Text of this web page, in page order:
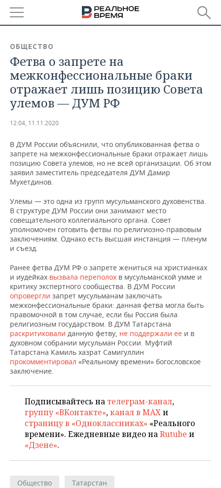
БАШКОРТОСТАН
ТАТАРСТАН
УДМУРТИЯ
НОВОСТИ
АНАЛИТИКА
НОВОСТИ АНАЛИТИКИ
ДЕКЛАРАЦИИ О ДОХОДАХ
КОРОЛИ ГОСЗАКАЗА ПФО
ВУЗЫ ТАТАРСТАНА
ТОРГОВЫЕ ЦЕНТРЫ
ТАТАРСТАНА
ЭКОНОМИКА
НОВОСТИ ЭКОНОМИКИ
ФИНАНСЫ
БАНКИ
ИНВЕСТИЦИИ
ПРОМЫШЛЕННОСТЬ
НОВОСТИ
ПРОМЫШЛЕННОСТИ
АГРОПРОМ
МАШИНОСТРОЕНИЕ
НЕФТЕХИМИЯ
НЕФТЬ
ОПК
ЭНЕРГЕТИКА
НЕДВИЖИМОСТЬ
НОВОСТИ НЕДВИЖИМОСТИ
АВТО
НОВОСТИ БИЗНЕСА
РОЗНИЧНАЯ ТОРГОВЛЯ
ТРАНСПОРТ
УСЛУГИ
ТЕХНОЛОГИИ
НОВОСТИ ТЕХНОЛОГИЙ
IT
МЕДИА
ТЕЛЕКОММУНИКАЦИИ
МЕРОПРИЯТИЯ
НОВОСТИ МЕРОПРИЯТИЙ
ВЫЕЗДНАЯ РЕДАКЦИЯ
БИЗНЕС-БРАНЧИ
ONLINE-КОНФЕРЕНЦИИ
ОТКРЫТАЯ ЛЕКЦИЯ
СПОРТ
НОВОСТИ СПОРТА
ФУТБОЛ
ХОККЕЙ
БАСКЕТБОЛ
ВОЛЕЙБОЛ
КИБЕРСПОРТ
ФИГУРНОЕ КАТАНИЕ
ВОДНЫЕ ВИДЫ СПОРТА
ОБЩЕСТВО
НОВОСТИ ОБЩЕСТВА
ВЛАСТЬ
ИНФРАСТРУКТУРА
ИСТОРИЯ
КУЛЬТУРА
МЕДИЦИНА
ОБРАЗОВАНИЕ
ФОТОГАЛЕРЕЯ
СЮЖЕТЫ
СПРАВОЧНИК
СПИСОК ПЕРСОН
СПИСОК КОМПАНИЙ
ОБЩЕСТВО
Фетва о запрете на
межконфессиональные браки
отражает лишь позицию Совета
улемов — ДУМ РФ
12:04, 11.11.2020
В ДУМ России объяснили, что опубликованная фетва о
запрете на межконфессиональные браки отражает лишь
позицию Совета улемов, но не всей организации. Об этом
заявил заместитель председателя ДУМ Дамир
Мухетдинов.
Улемы — это одна из групп мусульманского духовенства.
В структуре ДУМ России они занимают место
совещательного коллегиального органа. Совет
уполномочен готовить фетвы по религиозно-правовым
заключениям. Однако есть высшая инстанция — пленум
и съезд.
Ранее фетва ДУМ РФ о запрете жениться на христианках
и иудейках вызвала переполох в мусульманской умме и
критику экспертного сообщества. В ДУМ России
опровергли запрет мусульманам заключать
межконфессиональные браки: данная фетва могла быть
правомочной в том случае, если бы Россия была
религиозным государством. В ДУМ Татарстана
раскритиковали данную фетву, не поддержали ее и в
духовном собрании мусульман России. Муфтий
Татарстана Камиль хазрат Самигуллин
прокомментировал «Реальному времени» богословское
заключение.
Подписывайтесь на телеграм-канал,
группу «ВКонтакте»,канал в MAXи
страницу в «Одноклассниках» «Реального
времени». Ежедневные видео наRutube и
«Дзене».
Общество Татарстан